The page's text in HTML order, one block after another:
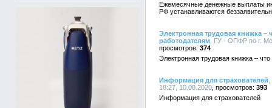
Ежемесячные денежные выплаты
РФ устанавливаются
Электронная трудовая книжка –
работодателям , ГУ - ОПФР по г.
374
Электронная трудовая книжка –
Информация для страхователей
18:27, 10.08.2020
393
Информация для страхователей